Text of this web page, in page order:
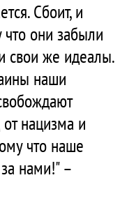
Сбоит, и
что они забыли
свои же идеалы.
наши
нацизма и
что наше
нами!" –